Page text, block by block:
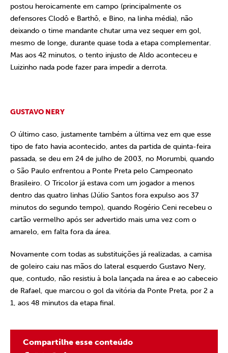
postou heroicamente em campo (principalmente os
defensores Clodô e Barthô, e Bino, na linha média), não
deixando o time mandante chutar uma vez sequer em gol,
mesmo de longe, durante quase toda a etapa complementar.
Mas aos 42 minutos, o tento injusto de Aldo aconteceu e
Luizinho nada pode fazer para impedir a derrota.
GUSTAVO NERY
O último caso, justamente também a última vez em que esse
tipo de fato havia acontecido, antes da partida de quinta-feira
passada, se deu em 24 de julho de 2003, no Morumbi, quando
o São Paulo enfrentou a Ponte Preta pelo Campeonato
Brasileiro. O Tricolor já estava com um jogador a menos
dentro das quatro linhas (Júlio Santos fora expulso aos 37
minutos do segundo tempo), quando Rogério Ceni recebeu o
cartão vermelho após ser advertido mais uma vez com o
amarelo, em falta fora da área.
Novamente com todas as substituições já realizadas, a camisa
de goleiro caiu nas mãos do lateral esquerdo Gustavo Nery,
que, contudo, não resistiu à bola lançada na área e ao cabeceio
de Rafael, que marcou o gol da vitória da Ponte Preta, por 2 a
1, aos 48 minutos da etapa final.
Compartilhe esse conteúdo